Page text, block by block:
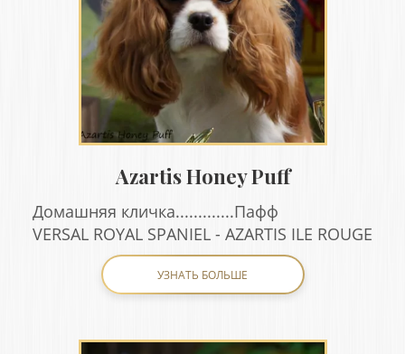
Azartis Honey Puff
Домашняя кличка.............Пафф
VERSAL ROYAL SPANIEL - AZARTIS ILE ROUGE
УЗНАТЬ БОЛЬШЕ